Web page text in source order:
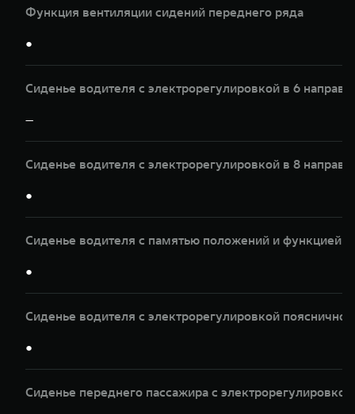
Функция вентиляции сидений переднего ряда
●
Сиденье водителя с электрорегулировкой в 6
—
Сиденье водителя с электрорегулировкой в 8
●
Сиденье водителя с памятью положений и функцией
●
Сиденье водителя с электрорегулировкой
●
Сиденье переднего пассажира с